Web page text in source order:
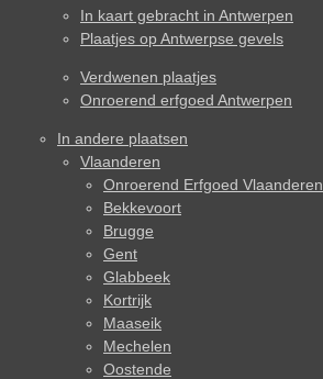
In kaart gebracht in Antwerpen
Plaatjes op Antwerpse gevels
Verdwenen plaatjes
Onroerend erfgoed Antwerpen
In andere plaatsen
Vlaanderen
Onroerend Erfgoed Vlaanderen
Bekkevoort
Brugge
Gent
Glabbeek
Kortrijk
Maaseik
Mechelen
Oostende